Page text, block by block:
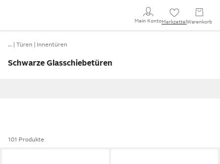
Mein KontoMerkzettel Warenkorb
… Türen Innentüren
Schwarze Glasschiebetüren
101 Produkte